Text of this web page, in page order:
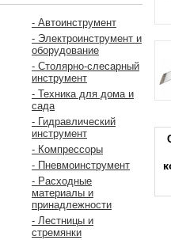
- Автоинструмент
- Электроинструмент и
оборудование
- Столярно-слесарный
инструмент
- Техника для дома и
сада
- Гидравлический
инструмент
- Компрессоры
- Пневмоинструмент
- Расходные
материалы и
принадлежности
- Лестницы и
стремянки